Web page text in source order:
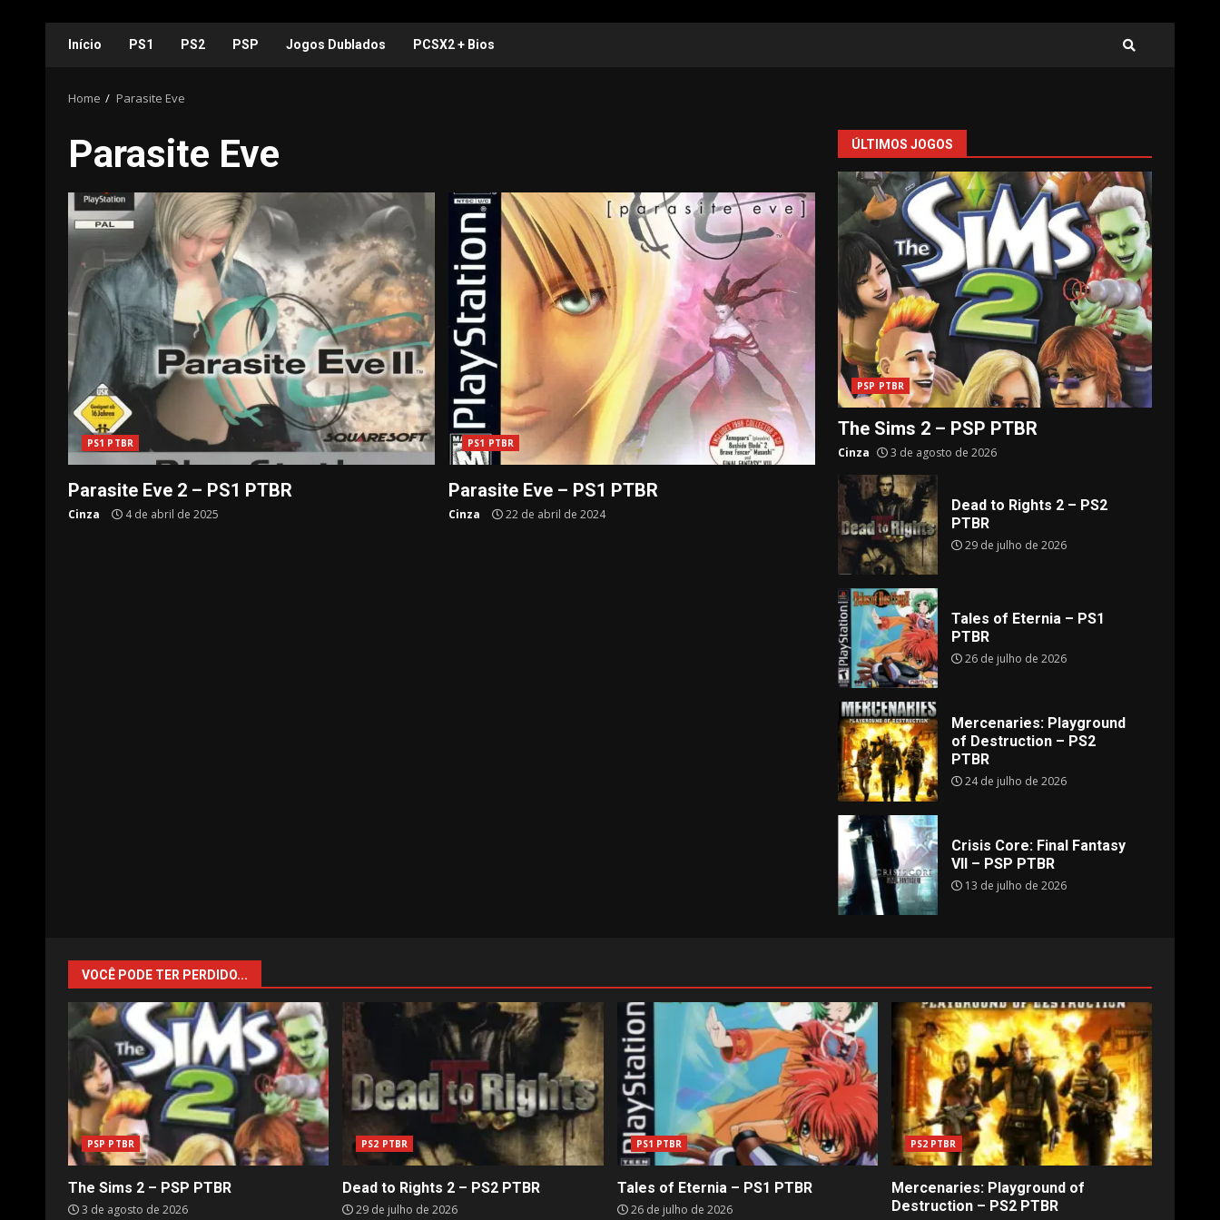
Início PS1 PS2 PSP Jogos Dublados PCSX2 + Bios
Home Parasite Eve
Parasite Eve
PS1 PTBR
Parasite Eve 2 – PS1 PTBR
Cinza 4 de abril de 2025
PS1 PTBR
Parasite Eve – PS1 PTBR
Cinza 22 de abril de 2024
ÚLTIMOS JOGOS
PSP PTBR
The Sims 2 – PSP PTBR
Cinza 3 de agosto de 2026
Dead to Rights 2 – PS2
PTBR
29 de julho de 2026
Tales of Eternia – PS1
PTBR
26 de julho de 2026
Mercenaries: Playground
of Destruction – PS2
PTBR
24 de julho de 2026
Crisis Core: Final Fantasy
VII – PSP PTBR
13 de julho de 2026
VOCÊ PODE TER PERDIDO...
PSP PTBR
The Sims 2 – PSP PTBR
3 de agosto de 2026
PS2 PTBR
Dead to Rights 2 – PS2 PTBR
29 de julho de 2026
PS1 PTBR
Tales of Eternia – PS1 PTBR
26 de julho de 2026
PS2 PTBR
Mercenaries: Playground of
Destruction – PS2 PTBR